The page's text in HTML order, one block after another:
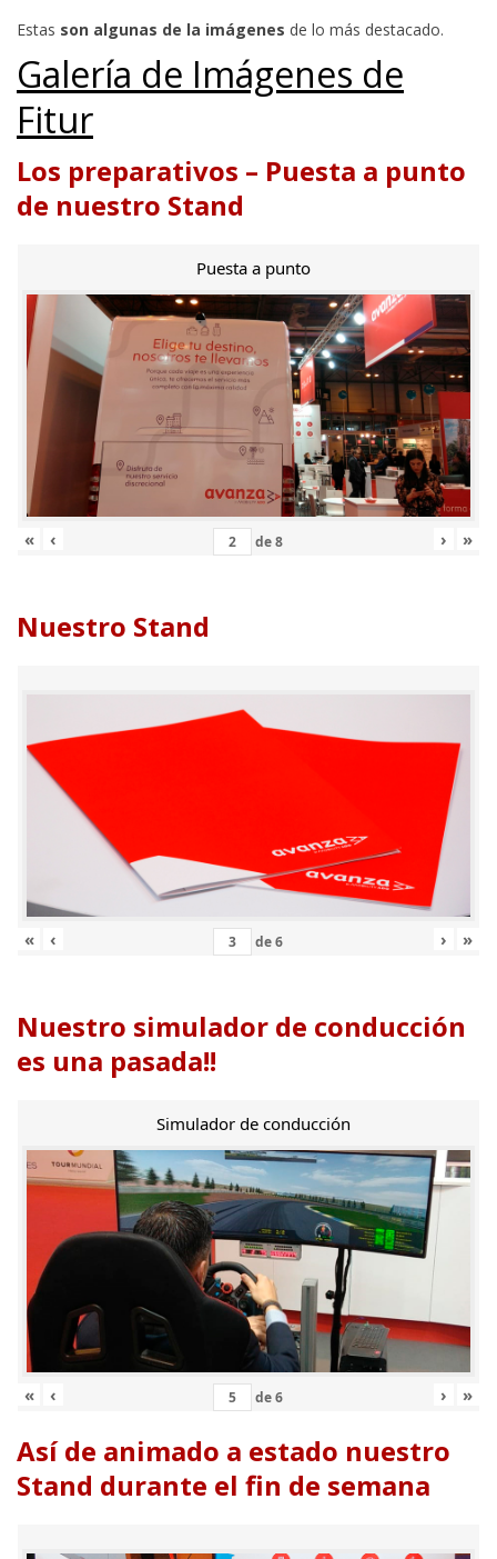
Estas son algunas de la imágenes de lo más destacado.
Galería de Imágenes de
Fitur
Los preparativos – Puesta a punto
de nuestro Stand
Puesta a punto
« ‹ de8 › »
Nuestro Stand
« ‹ de6 › »
Nuestro simulador de conducción
es una pasada!!
Simulador de conducción
« ‹ de6 › »
Así de animado a estado nuestro
Stand durante el fin de semana